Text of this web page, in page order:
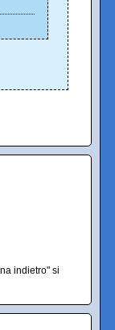
indietro" si